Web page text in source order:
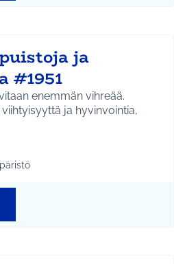
ja
#1951
enemmän vihreää.
ja hyvinvointia,
mukaan: Koko Tuusula
tulokset teeman mukaan: Ympäristö